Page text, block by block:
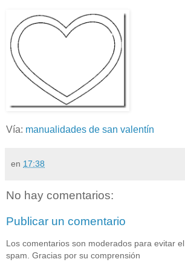
Vía: manualidades de san valentín
en 17:38
No hay comentarios:
Publicar un comentario
Los comentarios son moderados para evitar el
spam. Gracias por su comprensión